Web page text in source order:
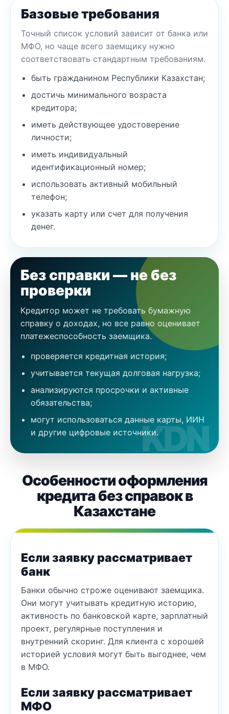
Базовые требования
Точный список условий зависит от банка или
МФО, но чаще всего заемщику нужно
соответствовать стандартным требованиям.
быть гражданином Республики Казахстан;
достичь минимального возраста
кредитора;
иметь действующее удостоверение
личности;
иметь индивидуальный
идентификационный номер;
использовать активный мобильный
телефон;
указать карту или счет для получения
денег.
Без справки — не без
проверки
Кредитор может не требовать бумажную
справку о доходах, но все равно оценивает
платежеспособность заемщика.
проверяется кредитная история;
учитывается текущая долговая нагрузка;
анализируются просрочки и активные
обязательства;
могут использоваться данные карты, ИИН
и другие цифровые источники.
Особенности оформления
кредита без справок в
Казахстане
Если заявку рассматривает
банк
Банки обычно строже оценивают заемщика.
Они могут учитывать кредитную историю,
активность по банковской карте, зарплатный
проект, регулярные поступления и
внутренний скоринг. Для клиента с хорошей
историей условия могут быть выгоднее, чем
в МФО.
Если заявку рассматривает
МФО